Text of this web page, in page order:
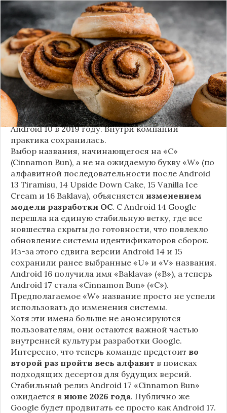
Стало известно внутреннее кодовое имя
следующей крупной версии Android. Как
сообщают источники, Android 17, релиз которой
ожидается в 2026 году, разрабатывается под
названием«Cinnamon Bun»(«Булочка с
корицей»).
Это решение продолжает знаменитую традицию
Google называть версии Android в честь
сладостей и десертов (Cupcake, Donut, KitKat и
т.д.), хотя компанияпрекратила публично
использовать эти именас момента выхода
Android 10 в 2019 году. Внутри компании
практика сохранилась.
Выбор названия, начинающегося на «C»
(Cinnamon Bun), а не на ожидаемую букву «W» (по
алфавитной последовательности после Android
13 Tiramisu, 14 Upside Down Cake, 15 Vanilla Ice
Cream и 16 Baklava), объясняется изменением
модели разработки ОС. С Android 14 Google
перешла на единую стабильную ветку, где все
новшества скрыты до готовности, что повлекло
обновление системы идентификаторов сборок.
Из-за этого сдвига версии Android 14 и 15
сохранили ранее выбранные «U» и «V» названия.
Android 16 получила имя «Baklava» («B»), а теперь
Android 17 стала «Cinnamon Bun» («C»).
Предполагаемое «W» название просто не успели
использовать до изменения системы.
Хотя эти имена больше не анонсируются
пользователям, они остаются важной частью
внутренней культуры разработки Google.
Интересно, что теперь команде предстоит во
второй раз пройти весь алфавит в поисках
подходящих десертов для будущих версий.
Стабильный релиз Android 17 «Cinnamon Bun»
ожидается в июне 2026 года. Публично же
Google будет продвигать ее просто как Android 17.